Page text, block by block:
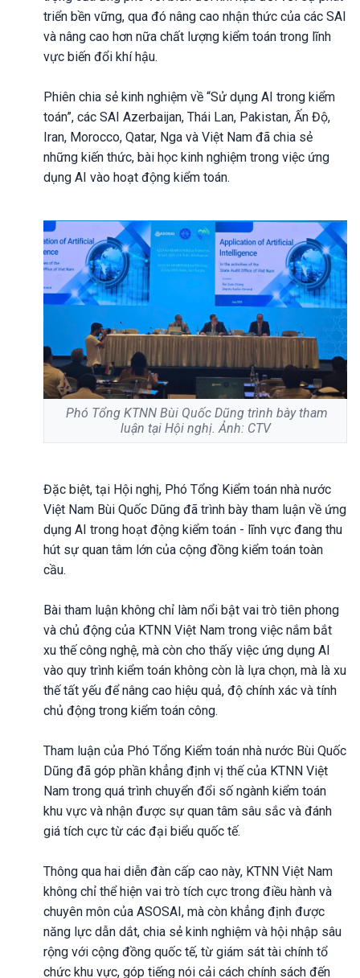
triển bền vững, qua đó nâng cao nhận thức của các SAI
và nâng cao hơn nữa chất lượng kiểm toán trong lĩnh
vực biến đổi khí hậu.
Phiên chia sẻ kinh nghiệm về “Sử dụng AI trong kiểm
toán”, các SAI Azerbaijan, Thái Lan, Pakistan, Ấn Độ,
Iran, Morocco, Qatar, Nga và Việt Nam đã chia sẻ
những kiến thức, bài học kinh nghiệm trong việc ứng
dụng AI vào hoạt động kiểm toán.
Phó Tổng KTNN Bùi Quốc Dũng trình bày tham
luận tại Hội nghị. Ảnh: CTV
Đặc biệt, tại Hội nghị, Phó Tổng Kiểm toán nhà nước
Việt Nam Bùi Quốc Dũng đã trình bày tham luận về ứng
dụng AI trong hoạt động kiểm toán - lĩnh vực đang thu
hút sự quan tâm lớn của cộng đồng kiểm toán toàn
cầu.
Bài tham luận không chỉ làm nổi bật vai trò tiên phong
và chủ động của KTNN Việt Nam trong việc nắm bắt
xu thế công nghệ, mà còn cho thấy việc ứng dụng AI
vào quy trình kiểm toán không còn là lựa chọn, mà là xu
thế tất yếu để nâng cao hiệu quả, độ chính xác và tính
chủ động trong kiểm toán công.
Tham luận của Phó Tổng Kiểm toán nhà nước Bùi Quốc
Dũng đã góp phần khẳng định vị thế của KTNN Việt
Nam trong quá trình chuyển đổi số ngành kiểm toán
khu vực và nhận được sự quan tâm sâu sắc và đánh
giá tích cực từ các đại biểu quốc tế.
Thông qua hai diễn đàn cấp cao này, KTNN Việt Nam
không chỉ thể hiện vai trò tích cực trong điều hành và
chuyên môn của ASOSAI, mà còn khẳng định được
năng lực dẫn dắt, chia sẻ kinh nghiệm và hội nhập sâu
rộng với cộng đồng quốc tế, từ giám sát tài chính tổ
chức khu vực, góp tiếng nói cải cách chính sách đến